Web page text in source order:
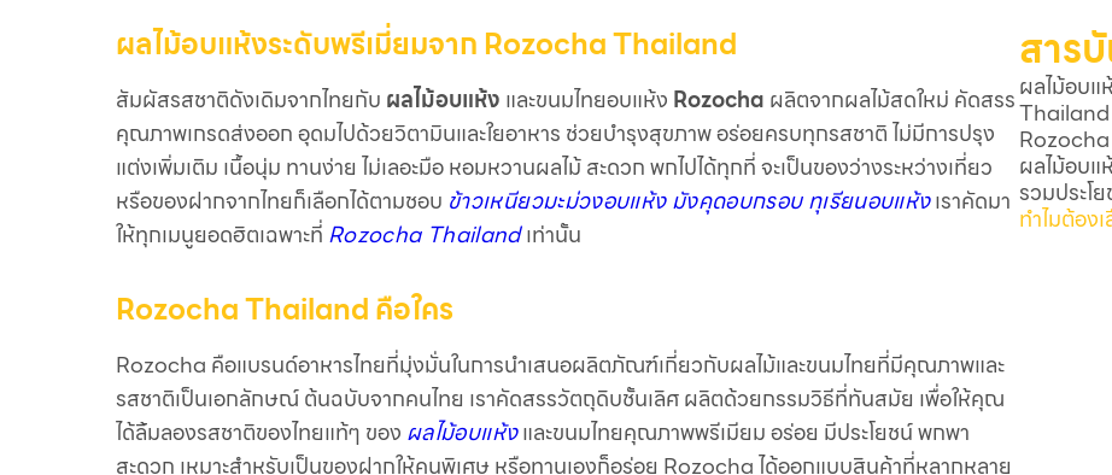
ผลไม้อบแห้งระดับพรีเมี่ยมจาก Rozocha Thailand
สัมผัสรสชาติดังเดิมจากไทยกับ ผลไม้อบแห้ง และขนมไทยอบแห้ง Rozocha ผลิตจากผลไม้สดใหม่ คัดสรร
คุณภาพเกรดส่งออก อุดมไปด้วยวิตามินและใยอาหาร ช่วยบำรุงสุขภาพ อร่อยครบทุกรสชาติ ไม่มีการปรุง
แต่งเพิ่มเติม เนื้อนุ่ม ทานง่าย ไม่เลอะมือ หอมหวานผลไม้ สะดวก พกไปได้ทุกที่ จะเป็นของว่างระหว่างเที่ยว
หรือของฝากจากไทยก็เลือกได้ตามชอบ ข้าวเหนียวมะม่วงอบแห้ง มังคุดอบกรอบ ทุเรียนอบแห้งเราคัดมา
ให้ทุกเมนูยอดฮิตเฉพาะที่ Rozocha Thailandเท่านั้น
Rozocha Thailand คือใคร
Rozocha คือแบรนด์อาหารไทยที่มุ่งมั่นในการนำเสนอผลิตภัณฑ์เกี่ยวกับผลไม้และขนมไทยที่มีคุณภาพและ
รสชาติเป็นเอกลักษณ์ ต้นฉบับจากคนไทย เราคัดสรรวัตถุดิบชั้นเลิศ ผลิตด้วยกรรมวิธีที่ทันสมัย เพื่อให้คุณ
ได้ลิ้มลองรสชาติของไทยแท้ๆ ของ ผลไม้อบแห้งและขนมไทยคุณภาพพรีเมียม อร่อย มีประโยชน์ พกพา
สะดวก เหมาะสำหรับเป็นของฝากให้คนพิเศษ หรือทานเองก็อร่อย Rozocha ได้ออกแบบสินค้าที่หลากหลาย
สาร
ผลไม้อบแ
Thailand
ผลไม้อบแ
รวมประโ
ทำไมต้อง